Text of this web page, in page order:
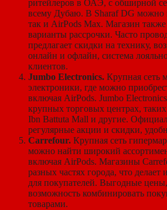
ритейлеров в ОАЭ, с обширной
всему Дубаю. В Sharaf DG можно
так и AirPods Max. Магазин также
варианты рассрочки. Часто
предлагает скидки на технику,
онлайн и офлайн, система
клиентов.
Jumbo Electronics. Крупная сеть
электроники, где можно
включая AirPods. Jumbo
крупных торговых центрах,
Ibn Battuta Mall и другие.
регулярные акции и скидки,
Carrefour. Крупная сеть
можно найти широкий
включая AirPods. Магазины
разных частях города, что
для покупателей. Выгодные
возможность комбинировать
товарами.